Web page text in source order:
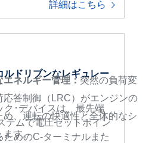
詳細はこちら
ルドリブンなレギュレー
ク･デバイスは、最先端
テムで電圧セットポイン
ためのC-ターミナルまた
ネルギー管理： 突然の負荷変
応答制御（LRC）がエンジンの
め、運転の快適性と全体的なシ
ます。